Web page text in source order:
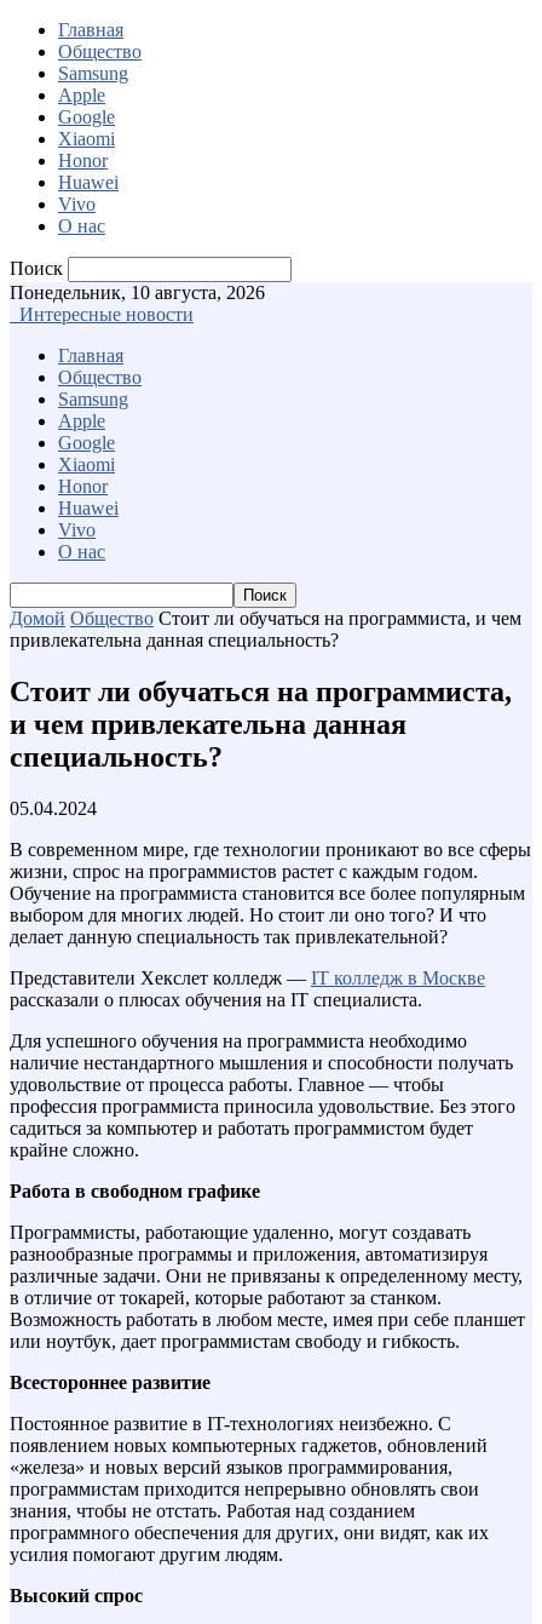
Главная
Общество
Samsung
Apple
Google
Xiaomi
Honor
Huawei
Vivo
О нас
Поиск
Понедельник, 10 августа, 2026
Интересные новости
Главная
Общество
Samsung
Apple
Google
Xiaomi
Honor
Huawei
Vivo
О нас
Домой Общество Стоит ли обучаться на программиста, и чем
привлекательна данная специальность?
Стоит ли обучаться на программиста,
и чем привлекательна данная
специальность?
05.04.2024
В современном мире, где технологии проникают во все сферы
жизни, спрос на программистов растет с каждым годом.
Обучение на программиста становится все более популярным
выбором для многих людей. Но стоит ли оно того? И что
делает данную специальность так привлекательной?
Представители Хекслет колледж — IT колледж в Москве
рассказали о плюсах обучения на IT специалиста.
Для успешного обучения на программиста необходимо
наличие нестандартного мышления и способности получать
удовольствие от процесса работы. Главное — чтобы
профессия программиста приносила удовольствие. Без этого
садиться за компьютер и работать программистом будет
крайне сложно.
Работа в свободном графике
Программисты, работающие удаленно, могут создавать
разнообразные программы и приложения, автоматизируя
различные задачи. Они не привязаны к определенному месту,
в отличие от токарей, которые работают за станком.
Возможность работать в любом месте, имея при себе планшет
или ноутбук, дает программистам свободу и гибкость.
Всестороннее развитие
Постоянное развитие в IT-технологиях неизбежно. С
появлением новых компьютерных гаджетов, обновлений
«железа» и новых версий языков программирования,
программистам приходится непрерывно обновлять свои
знания, чтобы не отстать. Работая над созданием
программного обеспечения для других, они видят, как их
усилия помогают другим людям.
Высокий спрос